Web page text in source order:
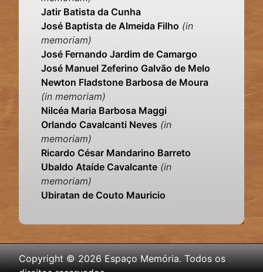
Jatir Batista da Cunha
José Baptista de Almeida Filho (in
memoriam)
José Fernando Jardim de Camargo
José Manuel Zeferino Galvão de Melo
Newton Fladstone Barbosa de Moura
(in memoriam)
Nilcéa Maria Barbosa Maggi
Orlando Cavalcanti Neves (in
memoriam)
Ricardo César Mandarino Barreto
Ubaldo Ataíde Cavalcante (in
memoriam)
Ubiratan de Couto Mauricio
Copyright © 2026 Espaço Memória. Todos os